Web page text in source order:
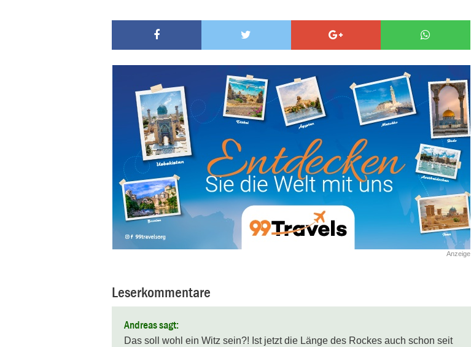
Anzeige
Leserkommentare
Andreas sagt:
Das soll wohl ein Witz sein?! Ist jetzt die Länge des Rockes auch schon seit